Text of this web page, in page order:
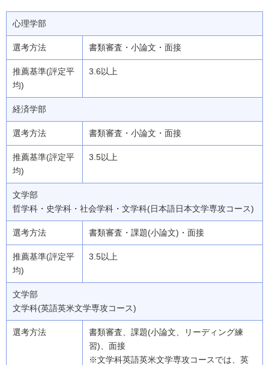
心理学部
書類審査・小論文・面接
3.6以上
経済学部
書類審査・小論文・面接
3.5以上
文学部
哲学科・史学科・社会学科・文学科(日本語日本文学専攻コース)
書類審査・課題(小論文)・面接
3.5以上
文学部
文学科(英語英米文学専攻コース)
書類審査、課題(小論文、リーディング練
習)、面接
※文学科英語英米文学専攻コースでは、英